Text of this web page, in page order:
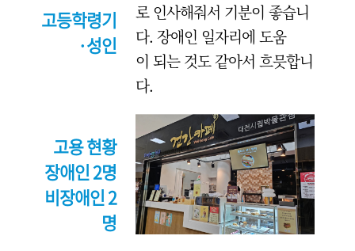
고등학령기
·성인
고용 현황
장애인 2명
비장애인 2
명
로 인사해줘서 기분이 좋습니
다. 장애인 일자리에 도움
이 되는 것도 같아서 흐믓합니
다.